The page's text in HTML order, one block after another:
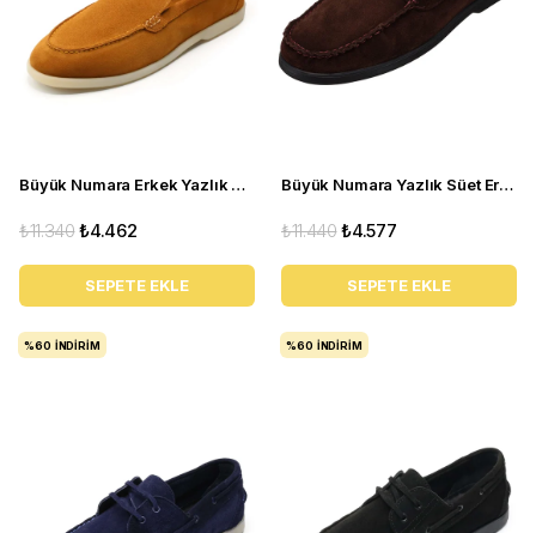
Büyük Numara Erkek Yazlık Ayakkabı - UTKAN02 Tarçın
₺4.462
₺11.340
SEPETE EKLE
Büyük Numara Yazlık Süet Erkek Ayakkabısı - Utkan001 Kahve Süet
₺4.577
₺11.440
SEPETE EKLE
%60 İNDIRIM %60 İNDIRIM